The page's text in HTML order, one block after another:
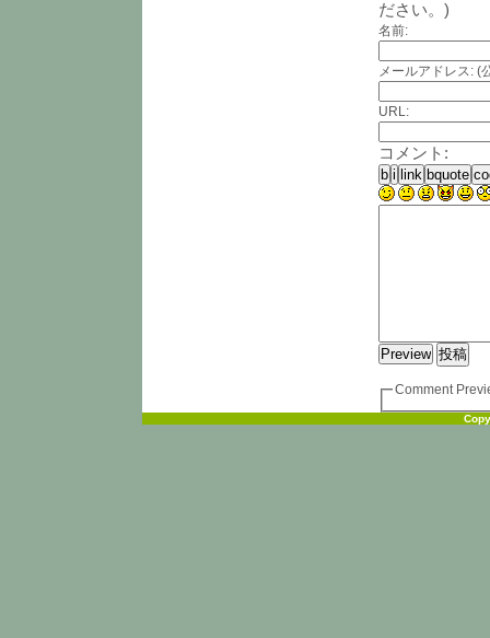
ださい。)
名前:
メールアドレス: (
URL:
コメント:
Comment